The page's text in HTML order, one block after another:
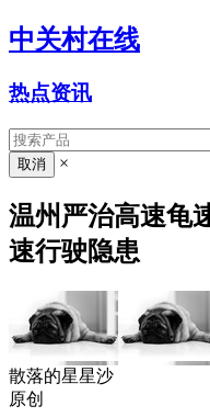
中关村在线
热点资讯
×
温州严治高速龟
速行驶隐患
散落的星星沙
原创